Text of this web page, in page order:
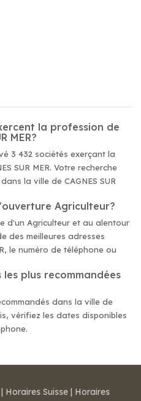
la profession de
MER?
3 432 sociétés exerçant la
SUR MER. Votre recherche
la ville de CAGNES SUR
Agriculteur?
d'un Agriculteur et au alentour
des meilleures adresses
le numéro de téléphone ou
les plus recommandées
dans la ville de
vérifiez les dates disponibles
| Horaires Suisse | Horaires